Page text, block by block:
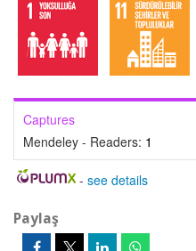
Captures
Mendeley - Readers: 1
- see details
Paylaş